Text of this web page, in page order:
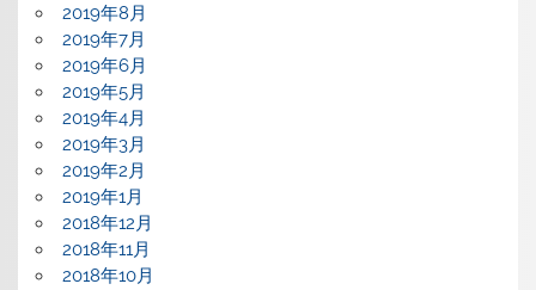
2019年8月
2019年7月
2019年6月
2019年5月
2019年4月
2019年3月
2019年2月
2019年1月
2018年12月
2018年11月
2018年10月